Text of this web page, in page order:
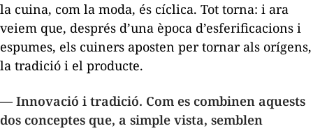
la cuina, com la moda, és cíclica. Tot torna: i ara
veiem que, després d’una època d’esferificacions i
espumes, els cuiners aposten per tornar als orígens,
la tradició i el producte.
— Innovació i tradició. Com es combinen aquests
dos conceptes que, a simple vista, semblen